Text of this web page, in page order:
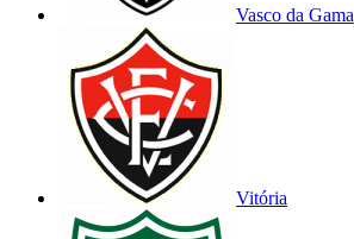
Vasco da Gama
Vitória